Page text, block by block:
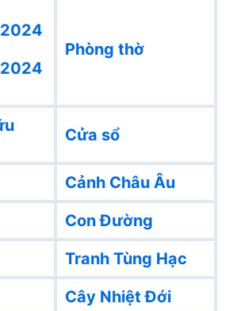
2024
2024
Phòng thờ
Cửa sổ
Cảnh Châu Âu
Con Đường
Tranh Tùng Hạc
Cây Nhiệt Đới